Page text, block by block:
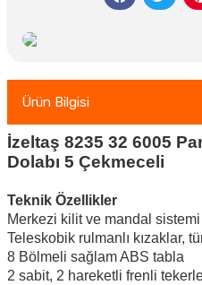
Ürün Bilgisi
İzeltaş 8235 32 6005
Dolabı 5 Çekmeceli
Teknik Özellikler
Merkezi kilit ve mandal sistemi
Teleskobik rulmanlı kızaklar,
8 Bölmeli sağlam ABS tabla
2 sabit, 2 hareketli frenli